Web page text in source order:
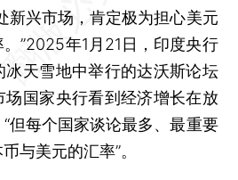
兴市场，肯定极为担心美元
”2025年1月21日，印度央行
冰天雪地中举行的达沃斯论坛
场国家央行看到经济增长在放
但每个国家谈论最多、最重要
与美元的汇率”。